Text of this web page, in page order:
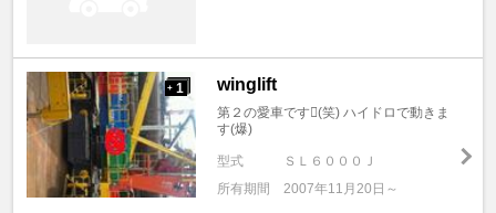
+ 1 winglift
第２の愛車です(笑) ハイドロで動きま
す(爆)
型式
ＳＬ６０００Ｊ
所有期間
2007年11月20日～